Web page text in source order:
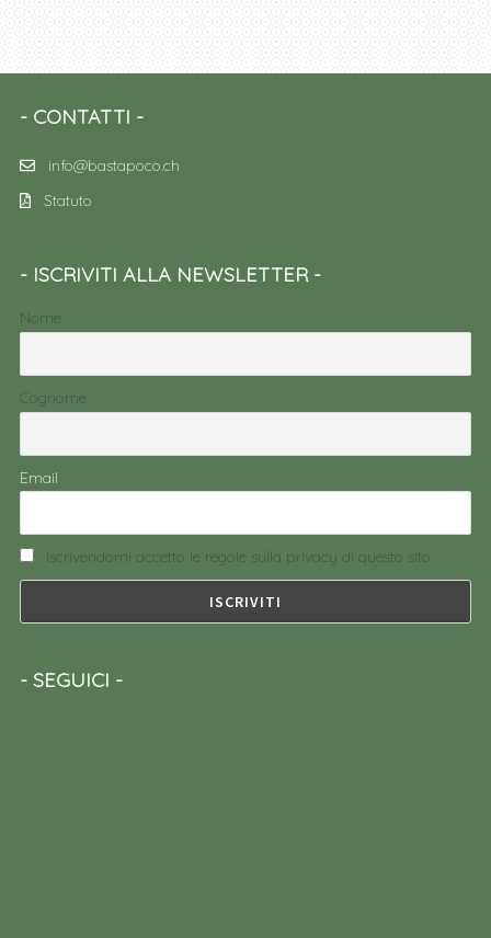
CONTATTI
info@bastapoco.ch
Statuto
ISCRIVITI ALLA NEWSLETTER
Nome
Cognome
Email
Iscrivendomi accetto le regole sulla privacy di questo sito
SEGUICI